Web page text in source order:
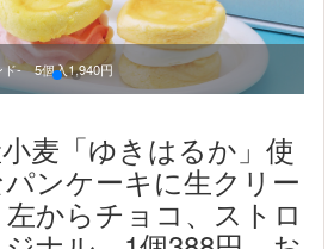
ド- 5個入1,940円
麦「ゆきはるか」使
ンケーキに生クリー
からチョコ、ストロ